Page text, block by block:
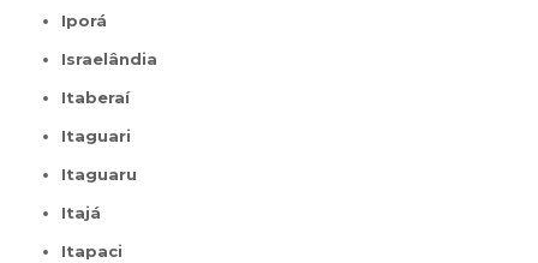
Iporá
Israelândia
Itaberaí
Itaguari
Itaguaru
Itajá
Itapaci